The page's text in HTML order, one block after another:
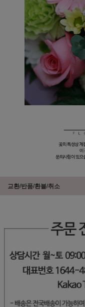
교환/반품/환불/취소